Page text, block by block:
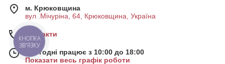
м. Крюковщина
вул .Мічуріна, 64, Крюковщина, Україна
Контакти
Сьогодні працює з 10:00 до 18:00
Показати весь графік роботи
КНОПКА
ЗВ'ЯЗКУ